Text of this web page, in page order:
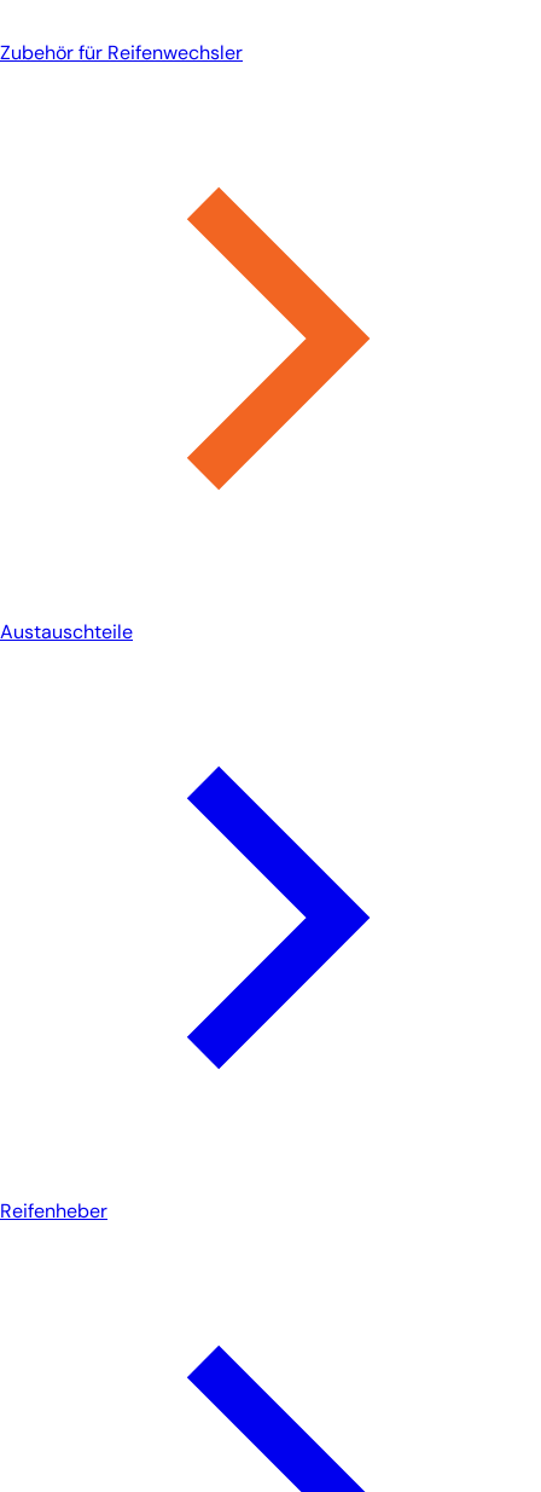
Zubehör für Reifenwechsler
Austauschteile
Reifenheber